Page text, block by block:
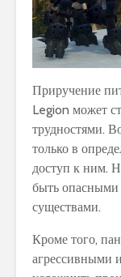
Приручение
Legion может
трудностями.
только в
доступ к ним.
быть
существами.
Кроме того,
агрессивными